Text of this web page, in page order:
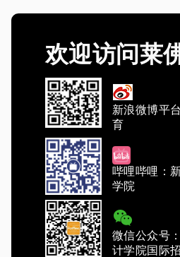
欢迎访问莱
新浪微博平
育
哔哩哔哩：
学院
微信公众号
计学院国际